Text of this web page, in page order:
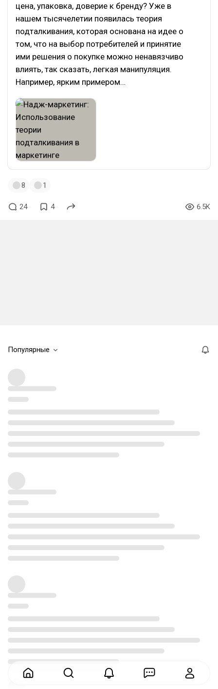
цена, упаковка, доверие к бренду? Уже в
нашем тысячелетии появилась теория
подталкивания, которая основана на идее о
том, что на выбор потребителей и принятие
ими решения о покупке можно ненавязчиво
влиять, так сказать, легкая манипуляция.
Например, ярким примером…
8 1
24 4 6.5K
Популярные